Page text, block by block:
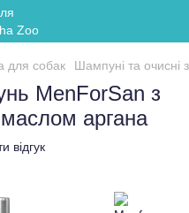
для собак Шампуні та очисні
MenForSan з
аргана
відгук